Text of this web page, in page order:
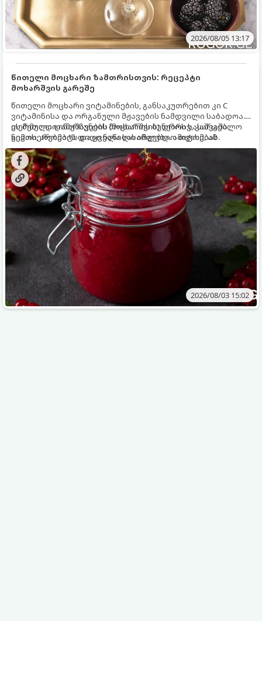
2026/08/05 13:17
წითელი მოცხარი ზამთრისთვის: რეცეპტი
მოხარშვის გარეშე
წითელი მოცხარი ვიტამინების, განსაკუთრებით კი C
ვიტამინისა და ორგანული მჟავების ნამდვილი საბადოა.
თერმული დამუშავების (მოხარშვის) დროს სასარგებლო
ნივთიერებების დიდი ნაწილი იშლება. ამიტომ, ამ
კენკრის ზამთრისთვის შესანახად საუკეთესო გზა
„ცოცხალი ჯემის“ მომზადებაა - მოხარშვის გარეშე.
ეს მეთოდი ინარჩუნებს მოცხარის ბუნებრივ, კაშკაშა
გემოს, არომატს და ყველა სასარგებლო თვისებას.
2026/08/03 15:02